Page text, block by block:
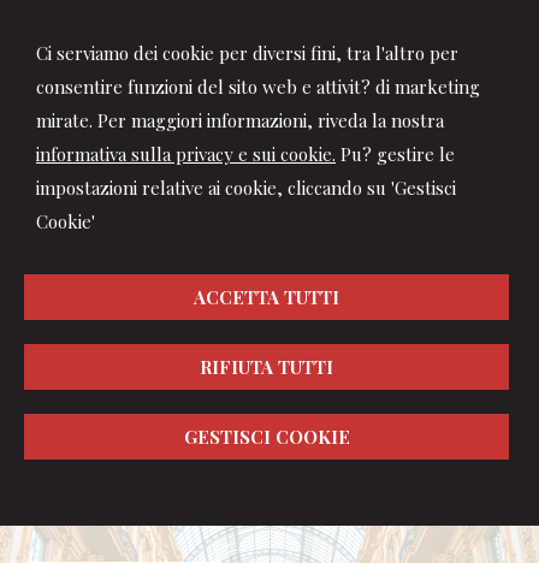
Ci serviamo dei cookie per diversi fini, tra l'altro per
consentire funzioni del sito web e attivit? di marketing
mirate. Per maggiori informazioni, riveda la nostra
informativa sulla privacy e sui cookie. Pu? gestire le
impostazioni relative ai cookie, cliccando su 'Gestisci
Cookie'
ACCETTA TUTTI
RIFIUTA TUTTI
GESTISCI COOKIE